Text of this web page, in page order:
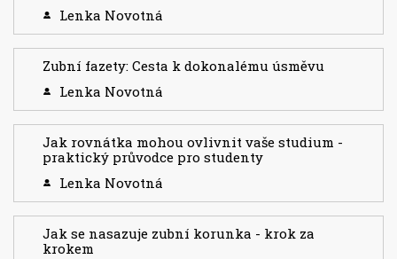
Lenka Novotná
Zubní fazety: Cesta k dokonalému úsměvu
Lenka Novotná
Jak rovnátka mohou ovlivnit vaše studium -
praktický průvodce pro studenty
Lenka Novotná
Jak se nasazuje zubní korunka - krok za
krokem